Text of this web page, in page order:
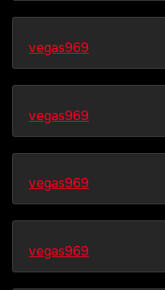
vegas969
vegas969
vegas969
vegas969